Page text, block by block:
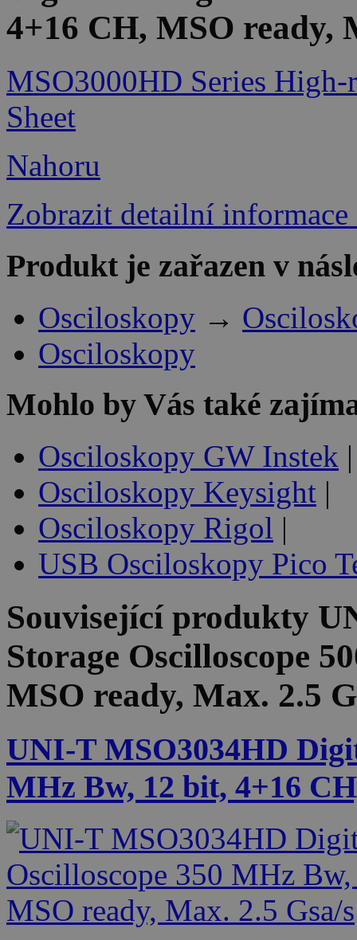
4+16 CH, MSO ready,
MSO3000HD Series
Sheet
Nahoru
Zobrazit detailní informace
Produkt je zařazen v
Osciloskopy →
Osciloskopy
Mohlo by Vás také
Osciloskopy GW Instek |
Osciloskopy Keysight |
Osciloskopy Rigol |
USB Osciloskopy Pico
Související produkty
Storage Oscilloscope
MSO ready, Max. 2.5
UNI-T MSO3034HD
MHz Bw, 12 bit, 4+16